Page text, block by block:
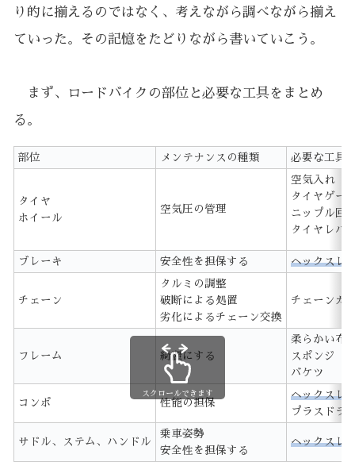
り的に揃えるのではなく、考えながら調べながら揃え
ていった。その記憶をたどりながら書いていこう。
まず、ロードバイクの部位と必要な工具をまとめ
る。
部位 メンテナンスの種類 必要な工具
タイヤ
ホイール
空気圧の管理
空気入れ
タイヤゲー
ニップル回
タイヤレバ
ブレーキ 安全性を担保する ヘックスレ
チェーン
タルミの調整
破断による処置
劣化によるチェーン交換
チェーンカ
フレーム 綺麗にする
柔らかい布
スポンジ
バケツ
コンポ 性能の担保
ヘックスレ
プラスドラ
サドル、ステム、ハンドル
乗車姿勢
安全性を担保する
ヘックスレ
スクロールできます